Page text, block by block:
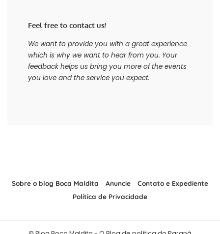
Feel free to contact us!
We want to provide you with a great experience
which is why we want to hear from you. Your
feedback helps us bring you more of the events
you love and the service you expect.
Sobre o blog Boca Maldita Anuncie
Contato e Expediente
Política de Privacidade